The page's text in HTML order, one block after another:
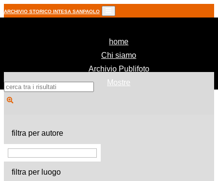
ARCHIVIO STORICO INTESA SANPAOLO
home(current)
Chi siamo
Archivio Publifoto
Mostre
filtra per autore
filtra per luogo